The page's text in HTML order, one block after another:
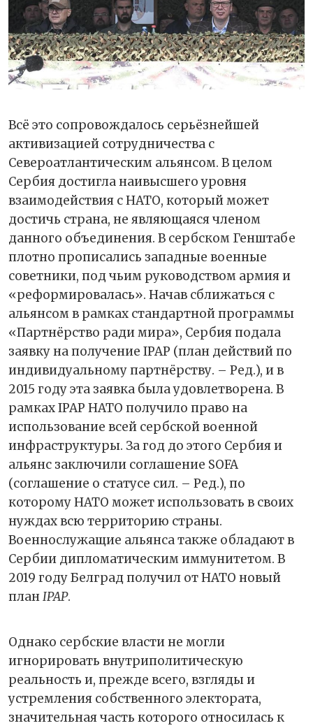
Всё это сопровождалось серьёзнейшей
активизацией сотрудничества с
Североатлантическим альянсом. В целом
Сербия достигла наивысшего уровня
взаимодействия с НАТО, который может
достичь страна, не являющаяся членом
данного объединения. В сербском Генштабе
плотно прописались западные военные
советники, под чьим руководством армия и
«реформировалась». Начав сближаться с
альянсом в рамках стандартной программы
«Партнёрство ради мира», Сербия подала
заявку на получение IPAP (план действий по
индивидуальному партнёрству. – Ред.), и в
2015 году эта заявка была удовлетворена. В
рамках IPAP НАТО получило право на
использование всей сербской военной
инфраструктуры. За год до этого Сербия и
альянс заключили соглашение SOFA
(соглашение о статусе сил. – Ред.), по
которому НАТО может использовать в своих
нуждах всю территорию страны.
Военнослужащие альянса также обладают в
Сербии дипломатическим иммунитетом. В
2019 году Белград получил от НАТО новый
планIPAP.
Однако сербские власти не могли
игнорировать внутриполитическую
реальность и, прежде всего, взгляды и
устремления собственного электората,
значительная часть которого относилась к